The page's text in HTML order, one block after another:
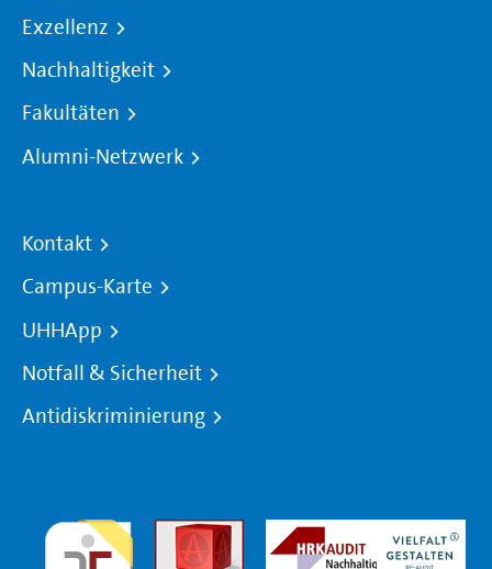
Exzellenz
Nachhaltigkeit
Fakultäten
Alumni-Netzwerk
Kontakt
Campus-Karte
UHHApp
Notfall & Sicherheit
Antidiskriminierung